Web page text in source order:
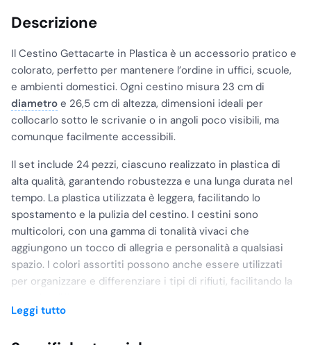
Descrizione
Il Cestino Gettacarte in Plastica è un accessorio pratico e
colorato, perfetto per mantenere l’ordine in uffici, scuole,
e ambienti domestici. Ogni cestino misura 23 cm di
diametro e 26,5 cm di altezza, dimensioni ideali per
collocarlo sotto le scrivanie o in angoli poco visibili, ma
comunque facilmente accessibili.
Il set include 24 pezzi, ciascuno realizzato in plastica di
alta qualità, garantendo robustezza e una lunga durata nel
tempo. La plastica utilizzata è leggera, facilitando lo
spostamento e la pulizia del cestino. I cestini sono
multicolori, con una gamma di tonalità vivaci che
aggiungono un tocco di allegria e personalità a qualsiasi
spazio. I colori assortiti possono anche essere utilizzati
per organizzare e differenziare i tipi di rifiuti, facilitando la
lisci e arrotondati per evitare graffi e lesioni. La base ampia
Leggi tutto